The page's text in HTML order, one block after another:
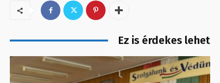
Ez is érdekes lehet